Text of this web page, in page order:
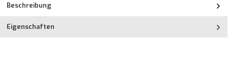
Beschreibung
Eigenschaften